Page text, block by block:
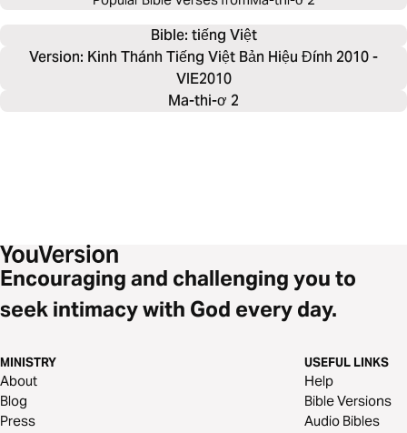
Bible: tiếng Việt
Version: Kinh Thánh Tiếng Việt Bản Hiệu Đính 2010 -
VIE2010
Ma-thi-ơ 2
Encouraging and challenging you to
seek intimacy with God every day.
MINISTRY
About
Blog
Press
USEFUL LINKS
Help
Bible Versions
Audio Bibles